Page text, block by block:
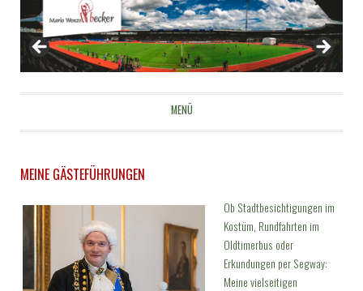
Mario Wenzel-Becker
MENÜ
ZUM INHALT SPRINGEN
MEINE GÄSTEFÜHRUNGEN
Ob Stadtbesichtigungen im
Kostüm, Rundfahrten im
Oldtimerbus oder
Erkundungen per Segway:
Meine vielseitigen